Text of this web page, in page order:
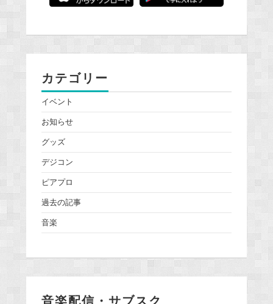
カテゴリー
イベント
お知らせ
グッズ
デジコン
ピアプロ
過去の記事
音楽
音楽配信・サブスク